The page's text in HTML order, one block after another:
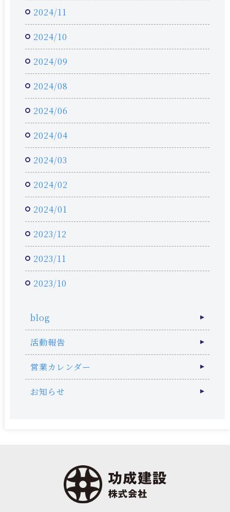
2024/11
2024/10
2024/09
2024/08
2024/06
2024/04
2024/03
2024/02
2024/01
2023/12
2023/11
2023/10
blog
活動報告
営業カレンダー
お知らせ